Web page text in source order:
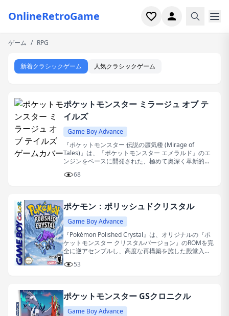
OnlineRetroGame
ホーム
シューター
ホラー
アーケード
最近プレイ
ゲーム / RPG
新着クラシックゲーム 人気クラシックゲーム
ポケットモンスター ミラージュ オブ テ
イルズ
Game Boy Advance
『ポケットモンスター 伝説の蜃気楼 (Mirage of
Tales)』は、『ポケットモンスター エメラルド』のエ
ンジンをベースに開発された、極めて奥深く革新的な
68
ポケモン：ポリッシュドクリスタル
Game Boy Advance
『Pokémon Polished Crystal』は、オリジナルの『ポ
ケットモンスター クリスタルバージョン』のROMを完
全に逆アセンブルし、高度な再構築を施した殿堂入り
53
ポケットモンスター GSクロニクル
Game Boy Advance